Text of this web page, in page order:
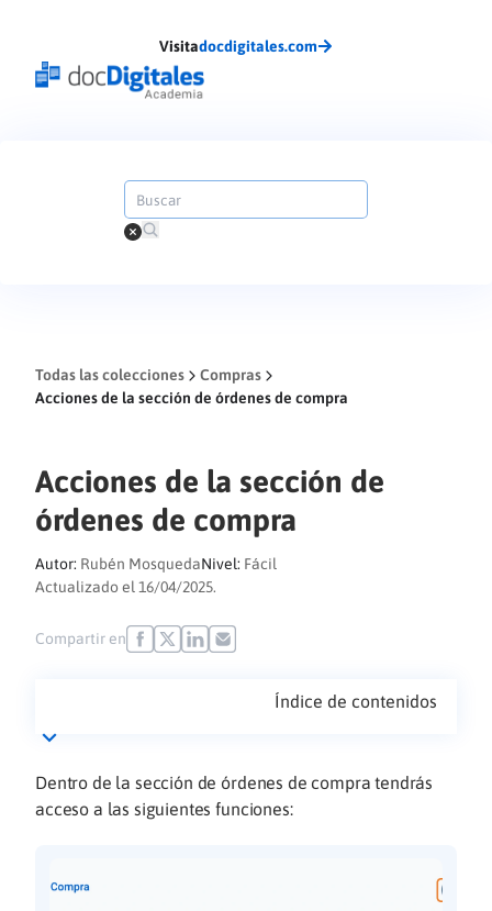
Visitadocdigitales.com
Todas las colecciones
Compras
Acciones de la sección de órdenes de compra
Acciones de la sección de
órdenes de compra
Autor: Rubén MosquedaNivel: Fácil
Actualizado el 16/04/2025.
Compartir en
Índice de contenidos
Dentro de la sección de órdenes de compra tendrás
acceso a las siguientes funciones: